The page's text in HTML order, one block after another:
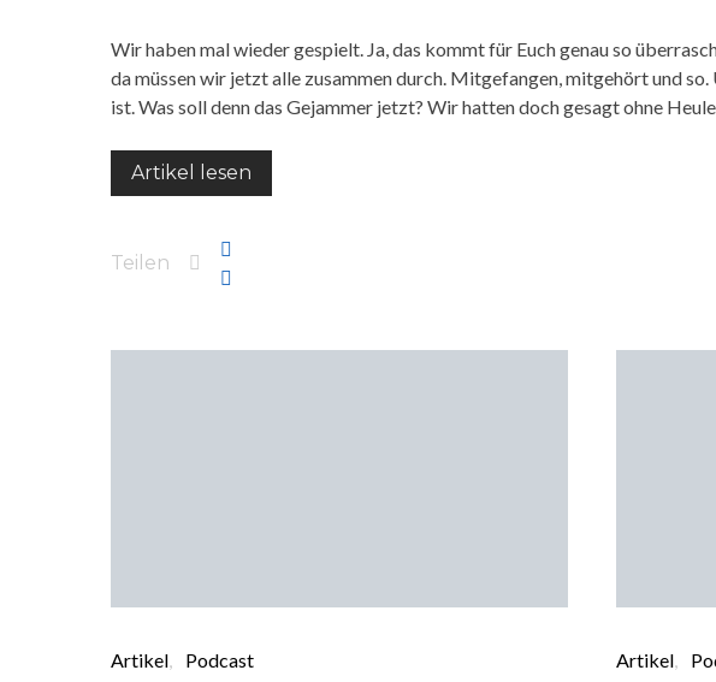
Wir haben mal wieder gespielt. Ja, das kommt für Euch genau so
da müssen wir jetzt alle zusammen durch. Mitgefangen, mitgehört und
ist. Was soll denn das Gejammer jetzt? Wir hatten doch gesagt ohne
Artikel lesen
Teilen
Artikel Podcast Artikel